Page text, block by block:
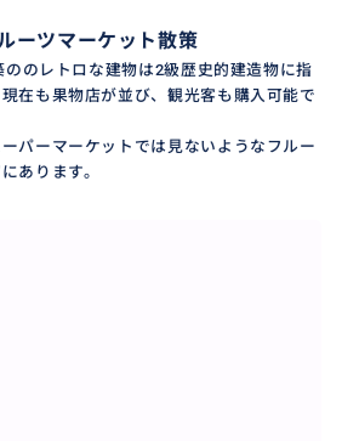
ーツマーケット散策
ののレトロな建物は2級歴史的建造物に指
在も果物店が並び、観光客も購入可能で
ーパーマーケットでは見ないようなフルー
あります。